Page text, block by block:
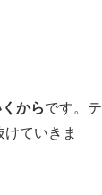
からです。テ
ていきま